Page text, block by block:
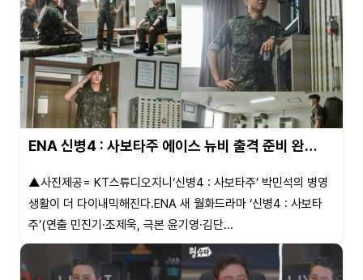
ENA 신병4 : 사보타주 에이스 뉴비 출격 준비 완…
▲사진제공= KT스튜디오지니‘신병4 : 사보타주’ 박민석의 병영
생활이 더 다이내믹해진다.ENA 새 월화드라마 ‘신병4 : 사보타
주’(연출 민진기·조제욱, 극본 윤기영·김단...